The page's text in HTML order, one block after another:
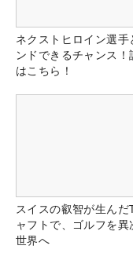
ネクストヒロイン選手
ンドできるチャンス！
はこちら！
スイスの叡智が生んだ
ャフトで、ゴルフを異
世界へ